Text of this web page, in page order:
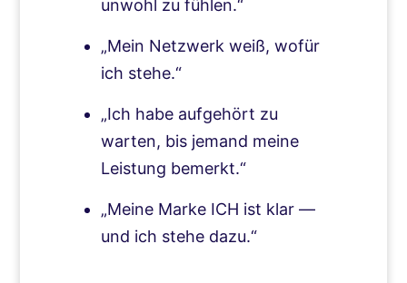
unwohl zu fühlen.“
„Mein Netzwerk weiß, wofür
ich stehe.“
„Ich habe aufgehört zu
warten, bis jemand meine
Leistung bemerkt.“
„Meine Marke ICH ist klar —
und ich stehe dazu.“